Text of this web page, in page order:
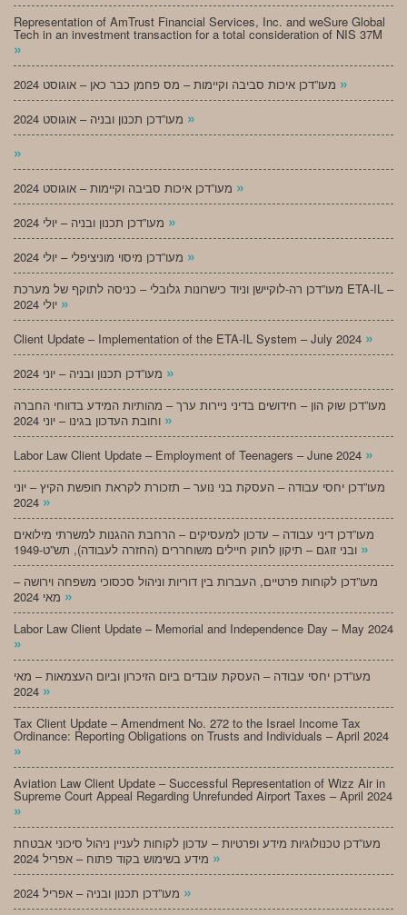
Representation of AmTrust Financial Services, Inc. and weSure Global
Tech in an investment transaction for a total consideration of NIS 37M
»
»
»
»
»
»
»
מעו”דכן רה-לוקיישן וניוד כישרונות גלובלי – כניסה לתוקף של מערכת ETA-IL –
»
Client Update – Implementation of the ETA-IL System – July 2024 »
»
מעו”דכן שוק הון – חידושים בדיני ניירות ערך – מהותיות המידע בדווחי החברה
»
Labor Law Client Update – Employment of Teenagers – June 2024 »
מעו”דכן יחסי עבודה – העסקת בני נוער – תזכורת לקראת חופשת הקיץ – יוני
»
מעו”דכן דיני עבודה – עדכון למעסיקים – הרחבת ההגנות למשרתי מילואים
»
מעו”דכן לקוחות פרטיים, העברות בין דוריות וניהול סכסוכי משפחה וירושה –
»
Labor Law Client Update – Memorial and Independence Day – May 2024
»
מעו”דכן יחסי עבודה – העסקת עובדים ביום הזיכרון וביום העצמאות – מאי
»
Tax Client Update – Amendment No. 272 to the Israel Income Tax
Ordinance: Reporting Obligations on Trusts and Individuals – April 2024
»
Aviation Law Client Update – Successful Representation of Wizz Air in
Supreme Court Appeal Regarding Unrefunded Airport Taxes – April 2024
»
מעו”דכן טכנולוגיות מידע ופרטיות – עדכון לקוחות לעניין ניהול סיכוני אבטחת
»
»